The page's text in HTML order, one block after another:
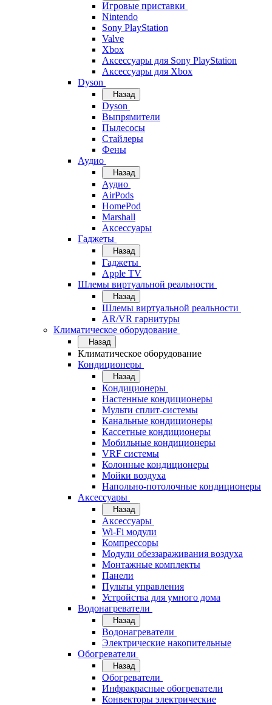
Игровые приставки
Nintendo
Sony PlayStation
Valve
Xbox
Аксессуары для Sony PlayStation
Аксессуары для Xbox
Dyson
Назад
Dyson
Выпрямители
Пылесосы
Стайлеры
Фены
Аудио
Назад
Аудио
AirPods
HomePod
Marshall
Аксессуары
Гаджеты
Назад
Гаджеты
Apple TV
Шлемы виртуальной реальности
Назад
Шлемы виртуальной реальности
AR/VR гарнитуры
Климатическое оборудование
Назад
Климатическое оборудование
Кондиционеры
Назад
Кондиционеры
Настенные кондиционеры
Мульти сплит-системы
Канальные кондиционеры
Кассетные кондиционеры
Мобильные кондиционеры
VRF системы
Колонные кондиционеры
Мойки воздуха
Напольно-потолочные кондиционеры
Аксессуары
Назад
Аксессуары
Wi-Fi модули
Компрессоры
Модули обеззараживания воздуха
Монтажные комплекты
Панели
Пульты управления
Устройства для умного дома
Водонагреватели
Назад
Водонагреватели
Электрические накопительные
Обогреватели
Назад
Обогреватели
Инфракрасные обогреватели
Конвекторы электрические